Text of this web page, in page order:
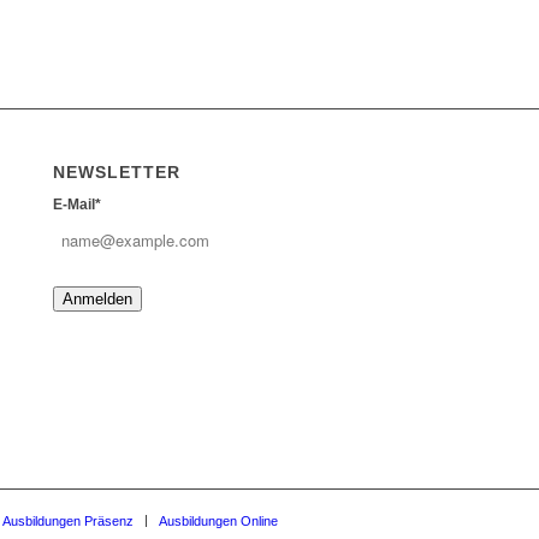
NEWSLETTER
E-Mail*
Anmelden
Ausbildungen Präsenz Ausbildungen Online